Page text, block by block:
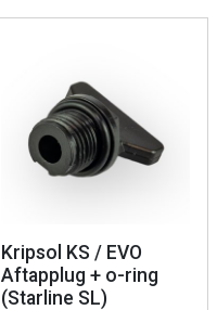
Kripsol KS / EVO
Aftapplug + o-ring
(Starline SL)